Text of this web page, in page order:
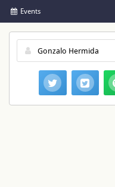
Events